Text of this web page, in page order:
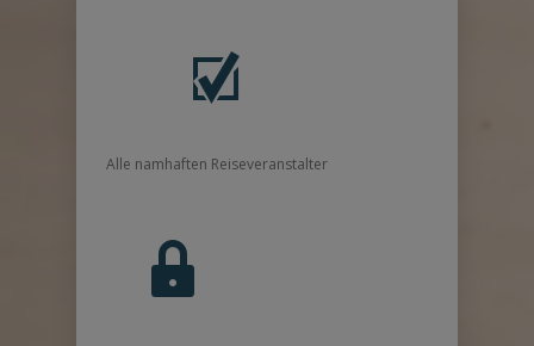
Alle namhaften Reiseveranstalter